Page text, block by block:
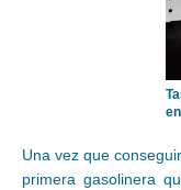
Una vez que
primera gasolinera